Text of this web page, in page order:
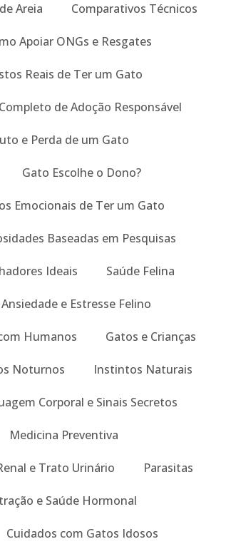
Areia Comparativos Técnicos
Apoiar ONGs e Resgates
Reais de Ter um Gato
de Adoção Responsável
e Perda de um Gato
Gato Escolhe o Dono?
Emocionais de Ter um Gato
Baseadas em Pesquisas
Ideais Saúde Felina
Ansiedade e Estresse Felino
Humanos Gatos e Crianças
Noturnos Instintos Naturais
Corporal e Sinais Secretos
Medicina Preventiva
e Trato Urinário Parasitas
e Saúde Hormonal
Cuidados com Gatos Idosos